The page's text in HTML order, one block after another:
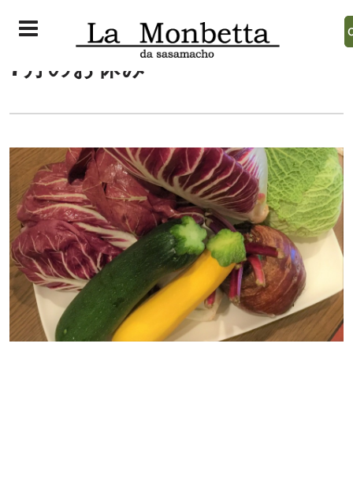
7月のお休み